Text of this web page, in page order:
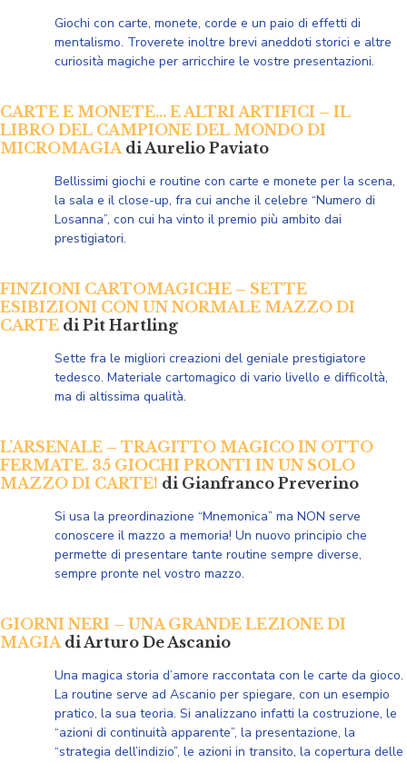
Giochi con carte, monete, corde e un paio di effetti di
mentalismo. Troverete inoltre brevi aneddoti storici e altre
curiosità magiche per arricchire le vostre presentazioni.
CARTE E MONETE… E ALTRI ARTIFICI – IL
LIBRO DEL CAMPIONE DEL MONDO DI
MICROMAGIAdi Aurelio Paviato
Bellissimi giochi e routine con carte e monete per la scena,
la sala e il close-up, fra cui anche il celebre “Numero di
Losanna”, con cui ha vinto il premio più ambito dai
prestigiatori.
FINZIONI CARTOMAGICHE – SETTE
ESIBIZIONI CON UN NORMALE MAZZO DI
CARTE di Pit Hartling
Sette fra le migliori creazioni del geniale prestigiatore
tedesco. Materiale cartomagico di vario livello e difficoltà,
ma di altissima qualità.
L’ARSENALE – TRAGITTO MAGICO IN OTTO
FERMATE. 35 GIOCHI PRONTI IN UN SOLO
MAZZO DI CARTE! di Gianfranco Preverino
Si usa la preordinazione “Mnemonica” ma NON serve
conoscere il mazzo a memoria! Un nuovo principio che
permette di presentare tante routine sempre diverse,
sempre pronte nel vostro mazzo.
GIORNI NERI – UNA GRANDE LEZIONE DI
MAGIAdi Arturo De Ascanio
Una magica storia d’amore raccontata con le carte da gioco.
La routine serve ad Ascanio per spiegare, con un esempio
pratico, la sua teoria. Si analizzano infatti la costruzione, le
“azioni di continuità apparente”, la presentazione, la
“strategia dell’indizio”, le azioni in transito, la copertura delle